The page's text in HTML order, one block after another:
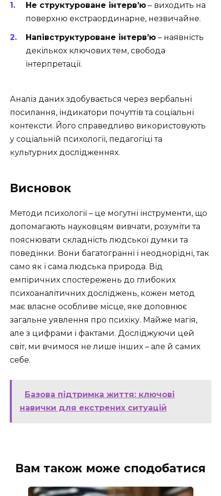
Не структуроване інтерв’ю – виходить на
поверхню екстраординарне, незвичайне.
Напівструктуроване інтерв’ю – наявність
декількох ключових тем, свобода
інтерпретації.
Аналіз даних здобувається через вербальні
посилання, індикатори почуттів та соціальні
контексти. Його справедливо використовують
у соціальній психології, педагогіці та
культурних дослідженнях.
Висновок
Методи психології – це могутні інструменти, що
допомагають науковцям вивчати, розуміти та
пояснювати складність людської думки та
поведінки. Вони багатогранні і неоднорідні, так
само як і сама людська природа. Від
емпіричних спостережень до глибоких
психоаналітичних досліджень, кожен метод
має власне особливе місце, яке доповнює
загальне уявлення про психіку. Майже магія,
але з цифрами і фактами. Досліджуючи цей
світ, ми вчимося не лише інших – але й самих
себе.
Базова підтримка життя: ключові
навички для екстрених ситуацій
Вам також може сподобатися